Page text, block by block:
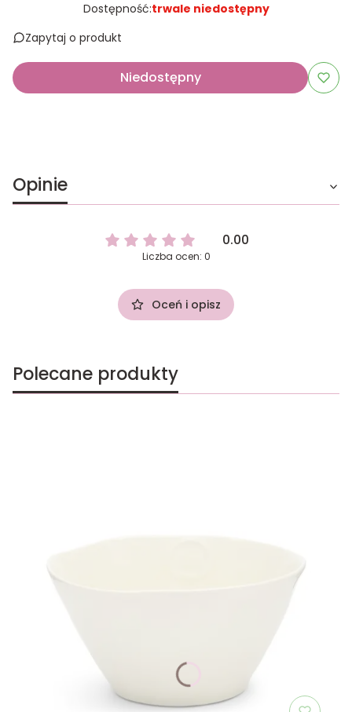
Dostępność:trwale niedostępny
Zapytaj o produkt
Niedostępny
Opinie
0.00
Liczba ocen: 0
Oceń i opisz
Polecane produkty